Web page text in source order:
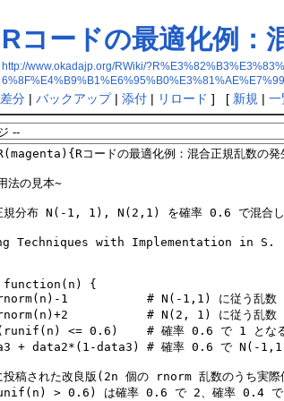
Rコードの最適化例：
http://www.okadajp.org/RWiki/
差分| バックアップ| 添付| リロード ] [ 新規 | 一